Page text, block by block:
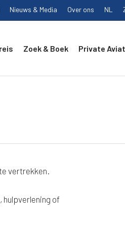
Nieuws & Media Over ons NL
Zoek & Boek Private
vertrekken.
hulpverlening of